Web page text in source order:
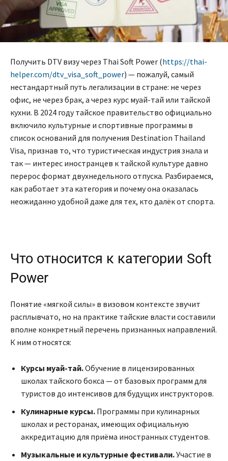
Получить DTV визу через Thai Soft Power (https://thai-
helper.com/dtv_visa_soft_power) — пожалуй, самый
нестандартный путь легализации в стране: не через
офис, не через брак, а через курс муай-тай или тайской
кухни. В 2024 году тайское правительство официально
включило культурные и спортивные программы в
список оснований для получения Destination Thailand
Visa, признав то, что туристическая индустрия знала и
так — интерес иностранцев к тайской культуре давно
перерос формат двухнедельного отпуска. Разбираемся,
как работает эта категория и почему она оказалась
неожиданно удобной даже для тех, кто далёк от спорта.
Что относится к категории Soft
Power
Понятие «мягкой силы» в визовом контексте звучит
расплывчато, но на практике тайские власти составили
вполне конкретный перечень признанных направлений.
К ним относятся:
Курсы муай-тай.Обучение в лицензированных
школах тайского бокса — от базовых программ для
туристов до интенсивов для будущих инструкторов.
Кулинарные курсы. Программы при кулинарных
школах и ресторанах, имеющих официальную
аккредитацию для приёма иностранных студентов.
Музыкальные и культурные фестивали.Участие в